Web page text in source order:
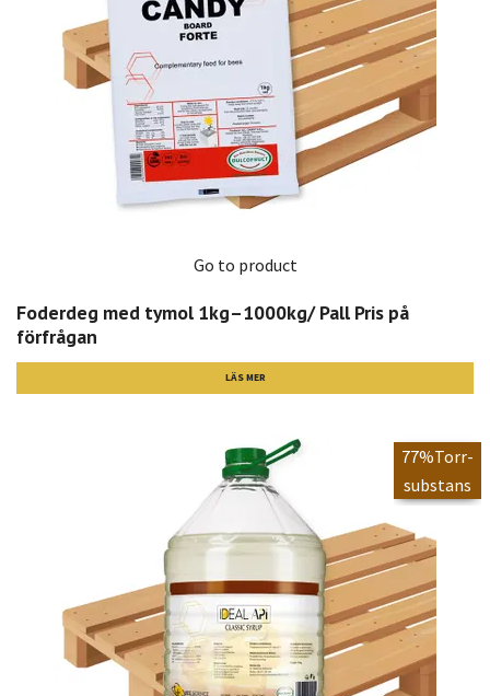
Go to product
Foderdeg med tymol 1kg–1000kg/ Pall Pris på
förfrågan
LÄS MER
77%Torr-
substans